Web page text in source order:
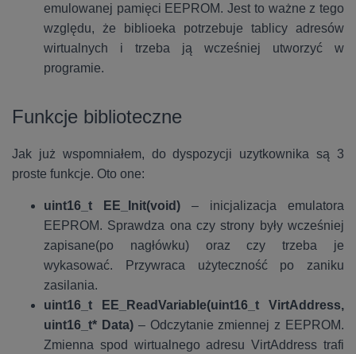
emulowanej pamięci EEPROM. Jest to ważne z tego
względu, że biblioeka potrzebuje tablicy adresów
wirtualnych i trzeba ją wcześniej utworzyć w
programie.
Funkcje biblioteczne
Jak już wspomniałem, do dyspozycji uzytkownika są 3
proste funkcje. Oto one:
uint16_t EE_Init(void) – inicjalizacja emulatora
EEPROM. Sprawdza ona czy strony były wcześniej
zapisane(po nagłówku) oraz czy trzeba je
wykasować. Przywraca użyteczność po zaniku
zasilania.
uint16_t EE_ReadVariable(uint16_t VirtAddress,
uint16_t* Data)– Odczytanie zmiennej z EEPROM.
Zmienna spod wirtualnego adresu VirtAddress trafi